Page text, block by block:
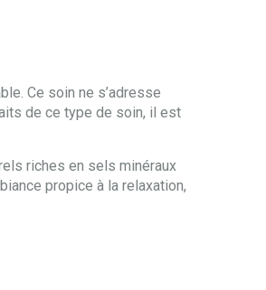
Ce soin ne s’adresse
de ce type de soin, il est
riches en sels minéraux
propice à la relaxation,